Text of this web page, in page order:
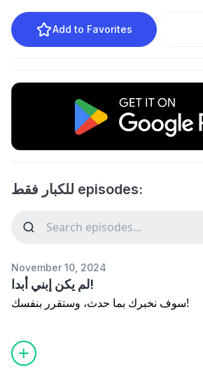
Add to Favorites
للكبار فقط episodes:
November 10, 2024
لم يكن إبني أبدا!
سوف نخبرك بما حدث، وستقرر بنفسك!